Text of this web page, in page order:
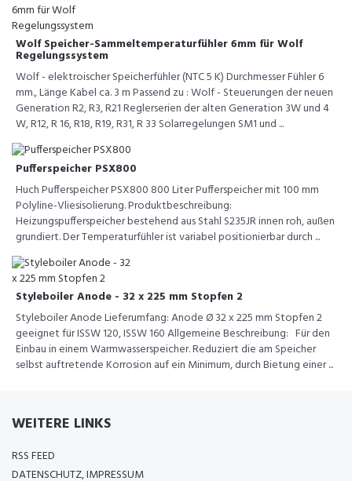
Wolf Speicher-Sammeltemperaturfühler 6mm für Wolf
Regelungssystem
Wolf - elektroischer Speicherfühler (NTC 5 K) Durchmesser Fühler 6
mm., Länge Kabel ca. 3 m Passend zu : Wolf - Steuerungen der neuen
Generation R2, R3, R21 Reglerserien der alten Generation 3W und 4
W, R12, R 16, R18, R19, R31, R 33 Solarregelungen SM1 und ...
Pufferspeicher PSX800
Huch Pufferspeicher PSX800 800 Liter Pufferspeicher mit 100 mm
Polyline-Vliesisolierung. Produktbeschreibung:
Heizungspufferspeicher bestehend aus Stahl S235JR innen roh, außen
grundiert. Der Temperaturfühler ist variabel positionierbar durch ...
Styleboiler Anode - 32 x 225 mm Stopfen 2
Styleboiler Anode Lieferumfang: Anode Ø 32 x 225 mm Stopfen 2
geeignet für ISSW 120, ISSW 160 Allgemeine Beschreibung: Für den
Einbau in einem Warmwasserspeicher. Reduziert die am Speicher
selbst auftretende Korrosion auf ein Minimum, durch Bietung einer ...
WEITERE LINKS
RSS FEED
DATENSCHUTZ, IMPRESSUM